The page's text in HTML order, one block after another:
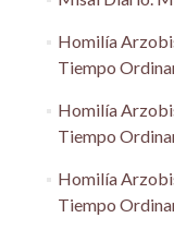
Homilía
Tiempo
Homilía
Tiempo
Homilía
Tiempo